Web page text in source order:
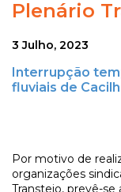
Plenário
3 Julho, 2023
Interrupção
fluviais de
Por motivo de
organizações
Transtejo, prevê-